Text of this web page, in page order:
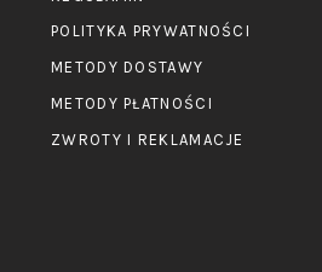
POLITYKA PRYWATNOŚCI
METODY DOSTAWY
METODY PŁATNOŚCI
ZWROTY I REKLAMACJE